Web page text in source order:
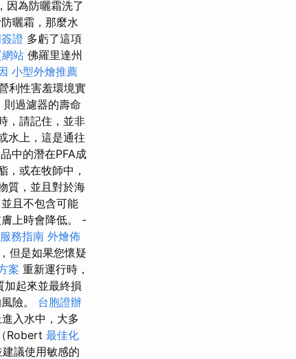
因為防曬霜洗了
曬霜，那麼水
證 多虧了這項
站 佛羅里達州
小型外燴推薦
利性害羞環境實
則過濾器的壽命
，請記住，並非
水上，這是通往
中的潛在PFA成
，或在牧師中，
質，並且對於海
且不包含可能
上時會降低。 -
務指南 外燴佈
但是如果您懷疑
案 重新運行時，
加起來並最終損
險。 台胞證辦
入水中，大多
Robert 最佳化
議使用敏感的